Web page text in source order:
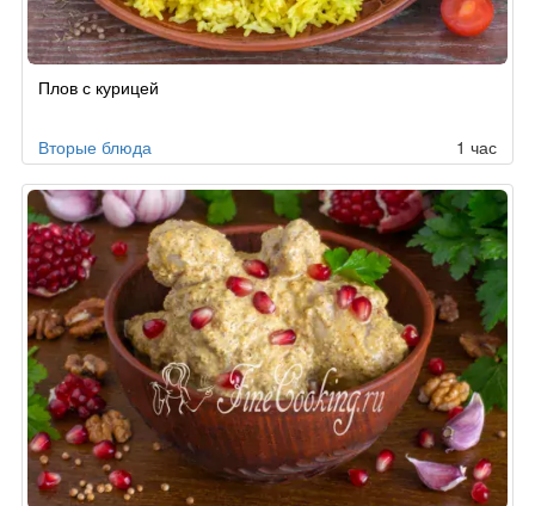
поПлов с курицей
Вторые блюда 1 час